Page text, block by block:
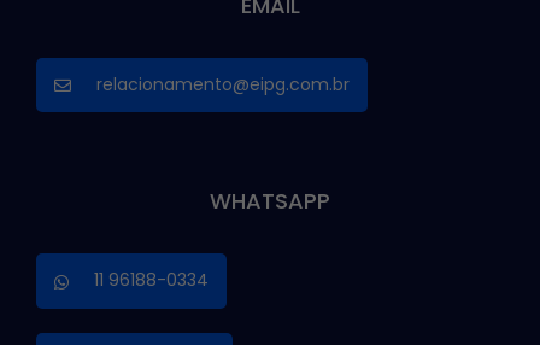
relacionamento@eipg.com.br
WHATSAPP
11 96188-0334